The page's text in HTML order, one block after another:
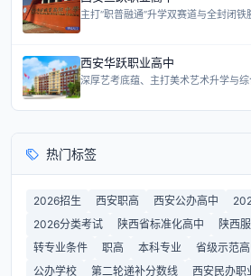
主打“职普融通”升学双赛道与全封闭铁
西安华跃职业高中
深厚艺考底蕴、主打美术艺术升学与综
热门标签
2026招生 西安职高 西安公办高中
2026分类考试
陕西省标准化高中 陕西
转专业条件
职高 本科专业 省级示范
公办学校
第二轮递补分数线 西安民办职